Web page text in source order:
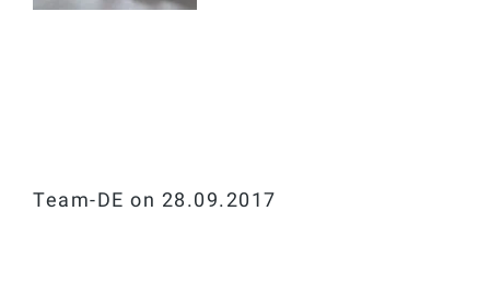
Team-DE on 28.09.2017